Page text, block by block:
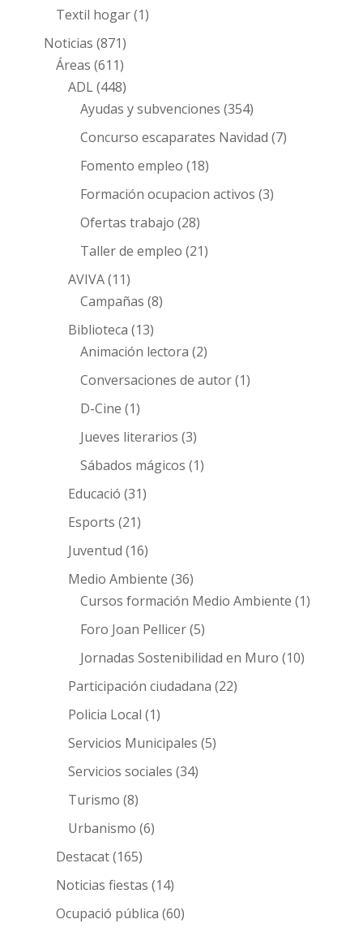
Textil hogar(1)
Noticias (871)
Áreas (611)
ADL(448)
Ayudas y subvenciones (354)
Concurso escaparates Navidad (7)
Fomento empleo (18)
Formación ocupacion activos (3)
Ofertas trabajo (28)
Taller de empleo (21)
AVIVA(11)
Campañas (8)
Biblioteca (13)
Animación lectora (2)
Conversaciones de autor(1)
D-Cine (1)
Jueves literarios (3)
Sábados mágicos (1)
Educació (31)
Esports (21)
Juventud (16)
Medio Ambiente (36)
Cursos formación Medio Ambiente (1)
Foro Joan Pellicer(5)
Jornadas Sostenibilidad en Muro (10)
Participación ciudadana (22)
Policia Local (1)
Servicios Municipales (5)
Servicios sociales (34)
Turismo (8)
Urbanismo (6)
Destacat(165)
Noticias fiestas (14)
Ocupació pública (60)